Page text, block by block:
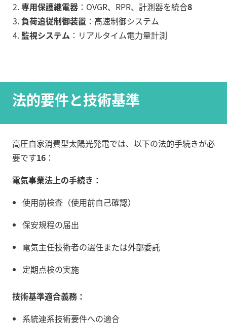
専用保護継電器 ：OVGR、RPR、計測器を統合8
負荷追従制御装置 ：高速制御システム
監視システム ：リアルタイム電力量計測
法的要件と技術基準
高圧自家消費型太陽光発電では、以下の法的手続きが必
要です16 ：
電気事業法上の手続き：
使用前検査（使用前自己確認）
保安規程の届出
電気主任技術者の選任または外部委託
定期点検の実施
技術基準適合義務：
系統連系技術要件への適合